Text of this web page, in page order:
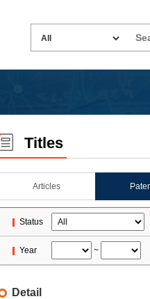
Titles
Articles
Status
Year ~
Detail